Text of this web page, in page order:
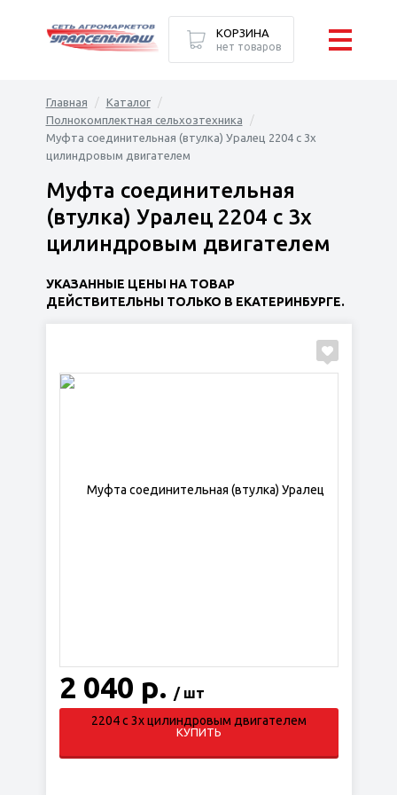
Главная
Каталог
Полнокомплектная сельхозтехника
Муфта соединительная (втулка) Уралец 2204 с 3х
цилиндровым двигателем
Муфта соединительная
(втулка) Уралец 2204 с 3х
цилиндровым двигателем
УКАЗАННЫЕ ЦЕНЫ НА ТОВАР
ДЕЙСТВИТЕЛЬНЫ ТОЛЬКО В ЕКАТЕРИНБУРГЕ.
2 040 р. / шт
КУПИТЬ
КОРЗИНА
нет товаров